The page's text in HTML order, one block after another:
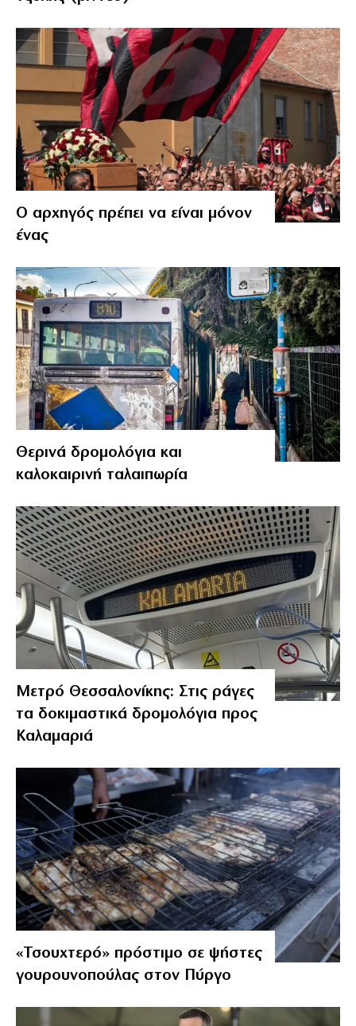
Ο αρχηγός πρέπει να είναι μόνον
ένας
Θερινά δρομολόγια και
καλοκαιρινή ταλαιπωρία
Μετρό Θεσσαλονίκης: Στις ράγες
τα δοκιμαστικά δρομολόγια προς
Καλαμαριά
«Τσουχτερό» πρόστιμο σε ψήστες
γουρουνοπούλας στον Πύργο